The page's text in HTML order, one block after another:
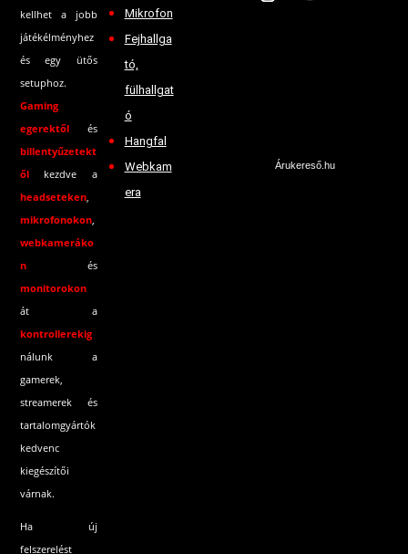
kellhet a jobb
játékélményhez
és egy ütős
setuphoz.
Gaming
egerektől és
billentyűzetekt
ől kezdve a
headseteken,
mikrofonokon,
webkameráko
n és
monitorokon
át a
kontrollerekig
nálunk a
gamerek,
streamerek és
tartalomgyártók
kedvenc
kiegészítői
várnak.
Ha új
felszerelést
Mikrofon
Fejhallga
tó,
fülhallgat
ó
Hangfal
Webkam
era
Árukereső.hu